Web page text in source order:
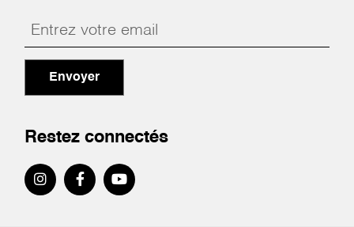
Envoyer
Restez connectés